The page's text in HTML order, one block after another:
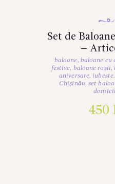
Set de
–
baloane, baloane
festive, baloane roșii,
aniversare,
Chișinău,set
450